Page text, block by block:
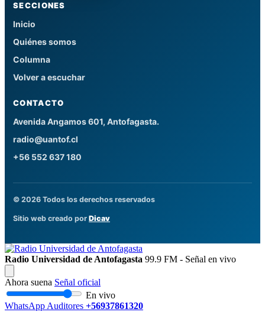
SECCIONES
Inicio
Quiénes somos
Columna
Volver a escuchar
CONTACTO
Avenida Angamos 601, Antofagasta.
radio@uantof.cl
+56 552 637 180
© 2026 Todos los derechos reservados
Sitio web creado por Dicav
Radio Universidad de Antofagasta 99.9 FM - Señal en vivo
Ahora suena Señal oficial
En vivo
WhatsApp Auditores +56937861320